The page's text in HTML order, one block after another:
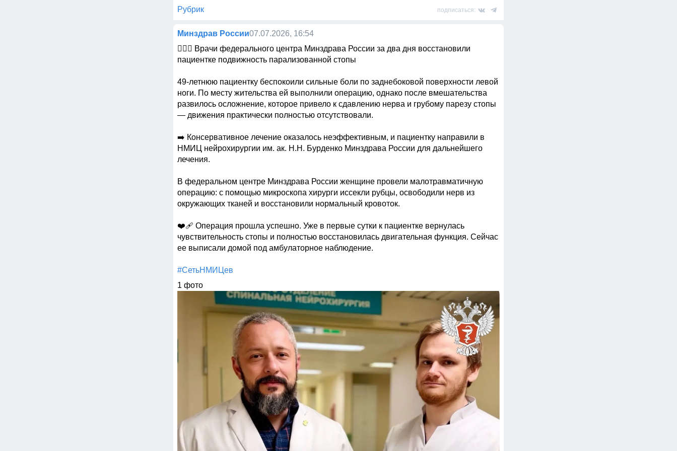
Рубрик подписаться:
Минздрав России07.07.2026, 16:54
🧑🏻‍⚕️ Врачи федерального центра Минздрава России за два дня восстановили
пациентке подвижность парализованной стопы
49-летнюю пациентку беспокоили сильные боли по заднебоковой поверхности левой
ноги. По месту жительства ей выполнили операцию, однако после вмешательства
развилось осложнение, которое привело к сдавлению нерва и грубому парезу стопы
— движения практически полностью отсутствовали.
➡️ Консервативное лечение оказалось неэффективным, и пациентку направили в
НМИЦ нейрохирургии им. ак. Н.Н. Бурденко Минздрава России для дальнейшего
лечения.
В федеральном центре Минздрава России женщине провели малотравматичную
операцию: с помощью микроскопа хирурги иссекли рубцы, освободили нерв из
окружающих тканей и восстановили нормальный кровоток.
❤️‍🩹 Операция прошла успешно. Уже в первые сутки к пациентке вернулась
чувствительность стопы и полностью восстановилась двигательная функция. Сейчас
ее выписали домой под амбулаторное наблюдение.
#СетьНМИЦев
1 фото